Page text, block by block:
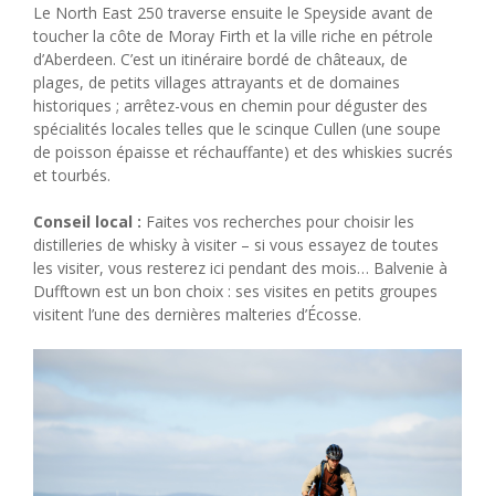
Le North East 250 traverse ensuite le Speyside avant de
toucher la côte de Moray Firth et la ville riche en pétrole
d’Aberdeen. C’est un itinéraire bordé de châteaux, de
plages, de petits villages attrayants et de domaines
historiques ; arrêtez-vous en chemin pour déguster des
spécialités locales telles que le scinque Cullen (une soupe
de poisson épaisse et réchauffante) et des whiskies sucrés
et tourbés.
Conseil local : Faites vos recherches pour choisir les
distilleries de whisky à visiter – si vous essayez de toutes
les visiter, vous resterez ici pendant des mois… Balvenie à
Dufftown est un bon choix : ses visites en petits groupes
visitent l’une des dernières malteries d’Écosse.